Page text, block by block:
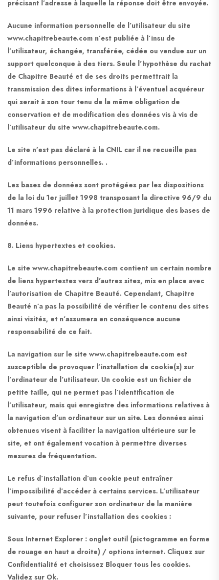
précisant l’adresse à laquelle la réponse doit être envoyée.
Aucune information personnelle de l’utilisateur du site
www.chapitrebeaute.com n’est publiée à l’insu de
l’utilisateur, échangée, transférée, cédée ou vendue sur un
support quelconque à des tiers. Seule l’hypothèse du rachat
de Chapitre Beauté et de ses droits permettrait la
transmission des dites informations à l’éventuel acquéreur
qui serait à son tour tenu de la même obligation de
conservation et de modification des données vis à vis de
l’utilisateur du site www.chapitrebeaute.com.
Le site n’est pas déclaré à la CNIL car il ne recueille pas
d’informations personnelles. .
Les bases de données sont protégées par les dispositions
de la loi du 1er juillet 1998 transposant la directive 96/9 du
11 mars 1996 relative à la protection juridique des bases de
données.
8. Liens hypertextes et cookies.
Le site www.chapitrebeaute.com contient un certain nombre
de liens hypertextes vers d’autres sites, mis en place avec
l’autorisation de Chapitre Beauté. Cependant, Chapitre
Beauté n’a pas la possibilité de vérifier le contenu des sites
ainsi visités, et n’assumera en conséquence aucune
responsabilité de ce fait.
La navigation sur le site www.chapitrebeaute.com est
susceptible de provoquer l’installation de cookie(s) sur
l’ordinateur de l’utilisateur. Un cookie est un fichier de
petite taille, qui ne permet pas l’identification de
l’utilisateur, mais qui enregistre des informations relatives à
la navigation d’un ordinateur sur un site. Les données ainsi
obtenues visent à faciliter la navigation ultérieure sur le
site, et ont également vocation à permettre diverses
mesures de fréquentation.
Le refus d’installation d’un cookie peut entraîner
l’impossibilité d’accéder à certains services. L’utilisateur
peut toutefois configurer son ordinateur de la manière
suivante, pour refuser l’installation des cookies :
Sous Internet Explorer : onglet outil (pictogramme en forme
de rouage en haut a droite) / options internet. Cliquez sur
Confidentialité et choisissez Bloquer tous les cookies.
Validez sur Ok.